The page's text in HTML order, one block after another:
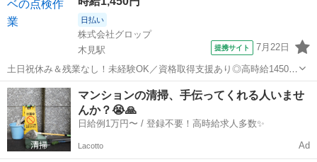
日払い
株式会社グロップ
木見駅
提携サイト 7月22日
土日祝休み＆残業なし！未経験OK／資格取得支援あり◎高時給1450円
＆月収20万円以上可！ ＼猛暑対策実施中／ 涼しい自宅からスマホで
『WEB登録』OK！ 当社では【WEB面談（カジュアル登録）】を 導入
しています。 ...
岡山 倉敷市 その他
マンションの清掃、手伝ってくれる人いませ
んか？😭🙏
日給例1万円〜 / 登録不要！高時給求人多数✨
Lacotto Ad